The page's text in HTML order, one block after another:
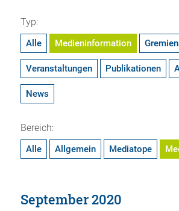
Typ:
Alle Medieninformation
Veranstaltungen Publikationen
News
Bereich:
Alle Allgemein Mediatope
September 2020